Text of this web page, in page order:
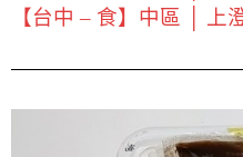
【台中 – 食】中區 │ 上